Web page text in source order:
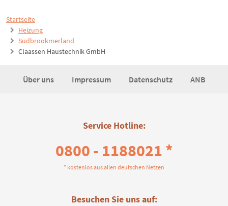
Startseite
Heizung
Südbrookmerland
Claassen Haustechnik GmbH
Über uns Impressum Datenschutz ANB
Service Hotline:
0800 - 1188021 *
* kostenlos aus allen deutschen Netzen
Besuchen Sie uns auf: